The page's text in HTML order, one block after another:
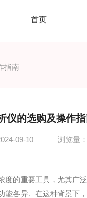
首页
指南
仪的选购及操作
09-10 浏览量
的重要工具，尤其广
各异。在这种背景下